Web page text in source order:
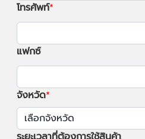
โทรศัพท์
แฟกซ์
จังหวัด